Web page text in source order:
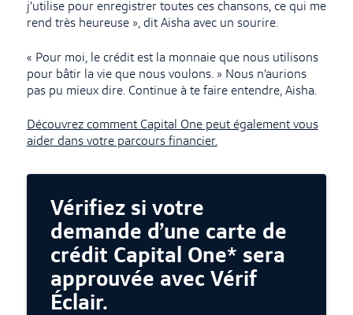
j’utilise pour enregistrer toutes ces chansons, ce qui me
rend très heureuse », dit Aisha avec un sourire.
« Pour moi, le crédit est la monnaie que nous utilisons
pour bâtir la vie que nous voulons. » Nous n’aurions
pas pu mieux dire. Continue à te faire entendre, Aisha.
Découvrez comment Capital One peut également vous
aider dans votre parcours financier.
Vérifiez si votre
demande d’une carte de
crédit Capital One* sera
approuvée avec Vérif
Éclair.